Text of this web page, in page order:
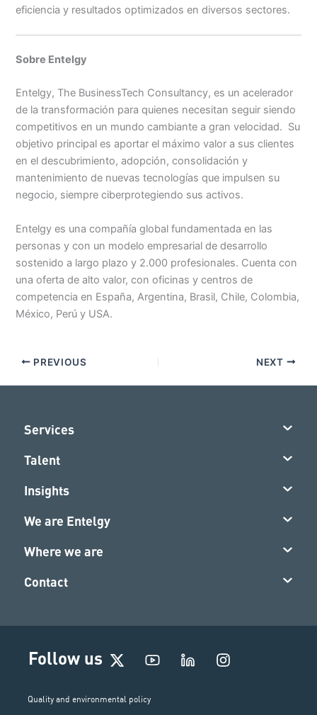
eficiencia y resultados optimizados en diversos sectores.
Sobre Entelgy
Entelgy, The BusinessTech Consultancy, es un acelerador
de la transformación para quienes necesitan seguir siendo
competitivos en un mundo cambiante a gran velocidad. Su
objetivo principal es aportar el máximo valor a sus clientes
en el descubrimiento, adopción, consolidación y
mantenimiento de nuevas tecnologías que impulsen su
negocio, siempre ciberprotegiendo sus activos.
Entelgy es una compañía global fundamentada en las
personas y con un modelo empresarial de desarrollo
sostenido a largo plazo y 2.000 profesionales. Cuenta con
una oferta de alto valor, con oficinas y centros de
competencia en España, Argentina, Brasil, Chile, Colombia,
México, Perú y USA.
PREVIOUS NEXT
Services
Talent
Insights
We are Entelgy
Where we are
Contact
Follow us
I
n
Quality and environmental policy